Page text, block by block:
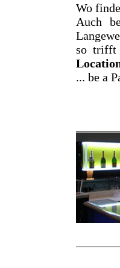
Wo
Auch
so
... be a